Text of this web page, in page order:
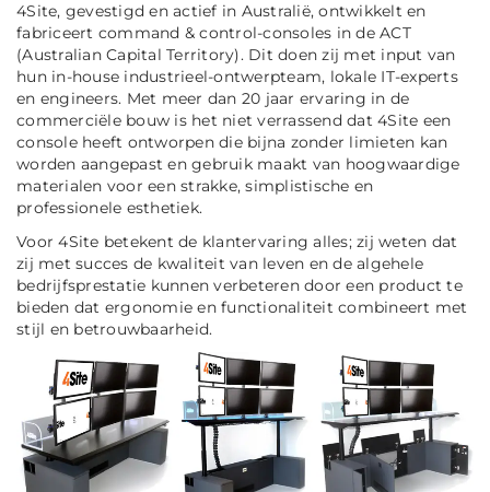
4Site, gevestigd en actief in Australië, ontwikkelt en
fabriceert command & control-consoles in de ACT
(Australian Capital Territory). Dit doen zij met input van
hun in-house industrieel-ontwerpteam, lokale IT-experts
en engineers. Met meer dan 20 jaar ervaring in de
commerciële bouw is het niet verrassend dat 4Site een
console heeft ontworpen die bijna zonder limieten kan
worden aangepast en gebruik maakt van hoogwaardige
materialen voor een strakke, simplistische en
professionele esthetiek.
Voor 4Site betekent de klantervaring alles; zij weten dat
zij met succes de kwaliteit van leven en de algehele
bedrijfsprestatie kunnen verbeteren door een product te
bieden dat ergonomie en functionaliteit combineert met
stijl en betrouwbaarheid.